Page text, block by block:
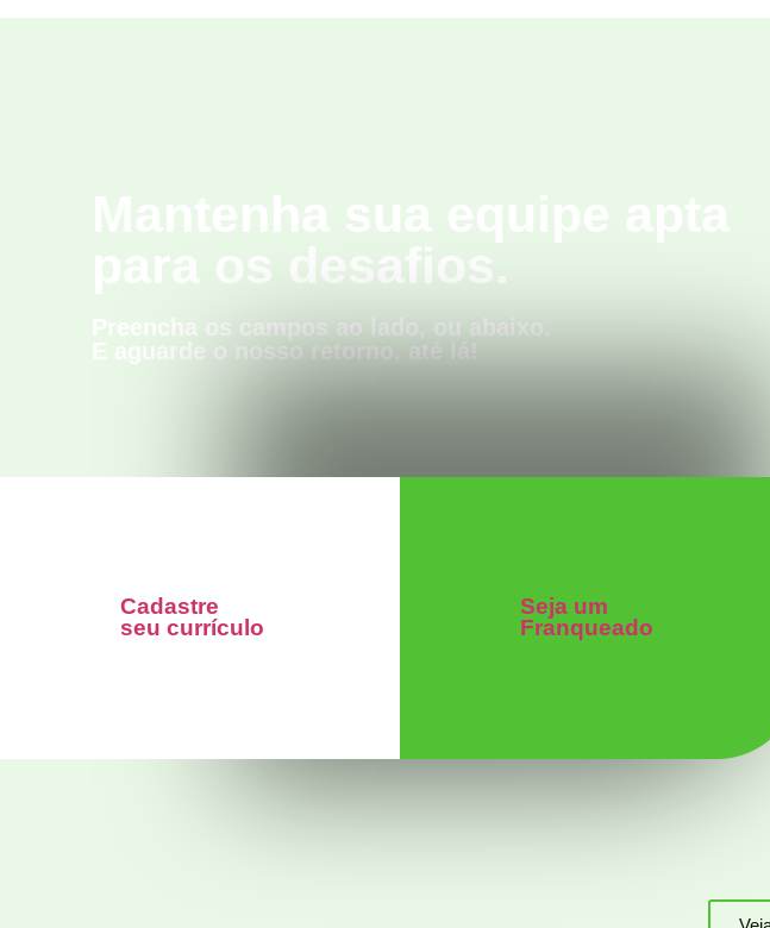
Mantenha sua equipe apta
para os desafios.
Preencha os campos ao lado, ou abaixo.
E aguarde o nosso retorno, até lá!
Cadastre
seu currículo
Seja um
Franqueado